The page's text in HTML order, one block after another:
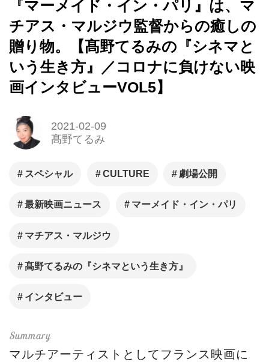
『マーメイド・イン・パリ』は、マ
チアス・マルジウ監督からの癒しの
贈り物。【髙野てるみの『シネマと
いう生き方』／コロナに負けない映
画インタビューVOL5】
2021-02-09
髙野てるみ
スペシャル CULTURE 劇場公開
最新映画ニュース マーメイド・イン・パリ
マチアス・マルジウ
髙野てるみの『シネマという生き方』
インタビュー
マルチアーティストとしてフランス映画に